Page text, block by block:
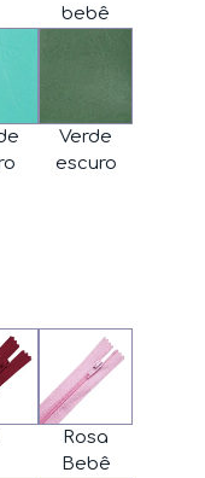
bebê
Verde
escuro
Rosa
Bebê